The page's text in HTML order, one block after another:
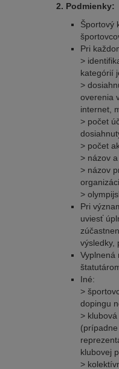
2. Podmienky:
Športový
Pri
>
kategórií
>
overenia
internet,
> počet
> počet
> názov
> názov
>
Pri
uviesť
výsledky,
Vyplnená
Iné:
>
dopingu
>
klubovej
>